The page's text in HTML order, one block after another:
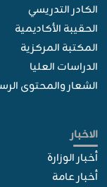
الكادر التدريسي
الحقيبة الأكاديمية
المكتبة المركزية
الدراسات العليا
الشعار والمحتوى
الاخبار
أخبار الوزارة
أخبار عامة